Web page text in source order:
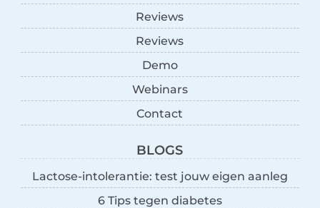
Reviews
Reviews
Demo
Webinars
Contact
BLOGS
Lactose-intolerantie: test jouw eigen aanleg
6 Tips tegen diabetes